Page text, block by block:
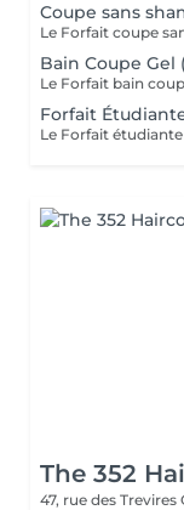
Coupe sans
Bain Coupe Gel
Forfait
The 352
47, rue des Trevires